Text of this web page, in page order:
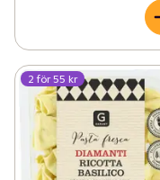
2 för 55 kr